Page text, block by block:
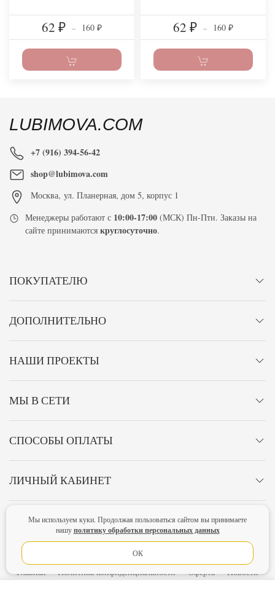
62 ₽ – 160 ₽ 62 ₽ – 160 ₽
LUBIMOVA.COM
+7 (916) 394-56-42
shop@lubimova.com
Москва, ул. Планерная, дом 5, корпус 1
Менеджеры работают с 10:00-17:00 (МСК) Пн-Птн. Заказы на
сайте принимаютсякруглосуточно.
ПОКУПАТЕЛЮ
ДОПОЛНИТЕЛЬНО
НАШИ ПРОЕКТЫ
МЫ В СЕТИ
СПОСОБЫ ОПЛАТЫ
ЛИЧНЫЙ КАБИНЕТ
ОСТАВАЙТЕСЬ НА СВЯЗИ!
Главная Политика конфиденциальности Оферта Новости
Мы используем куки. Продолжая пользоваться сайтом вы принимаете
нашуполитику обработки персональных данных
ОК